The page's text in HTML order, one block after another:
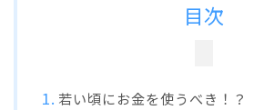
目次
若い頃にお金を使うべき！？